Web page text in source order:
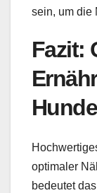
sein, um die
Fazit:
optimaler
bedeutet